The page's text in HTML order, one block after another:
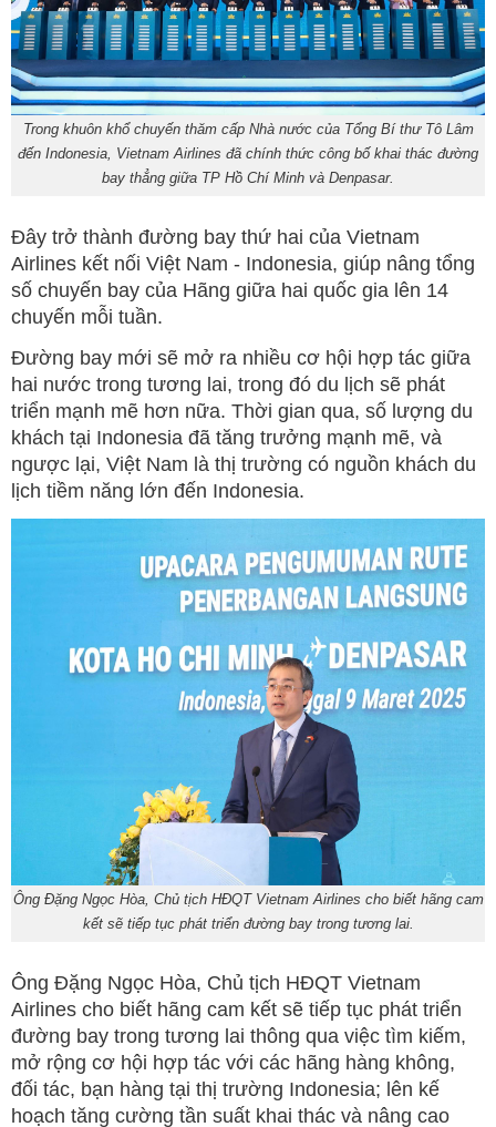
Trong khuôn khổ chuyến thăm cấp Nhà nước của Tổng Bí thư Tô Lâm
đến Indonesia, Vietnam Airlines đã chính thức công bố khai thác đường
bay thẳng giữa TP Hồ Chí Minh và Denpasar.
Đây trở thành đường bay thứ hai của Vietnam
Airlines kết nối Việt Nam - Indonesia, giúp nâng tổng
số chuyến bay của Hãng giữa hai quốc gia lên 14
chuyến mỗi tuần.
Đường bay mới sẽ mở ra nhiều cơ hội hợp tác giữa
hai nước trong tương lai, trong đó du lịch sẽ phát
triển mạnh mẽ hơn nữa. Thời gian qua, số lượng du
khách tại Indonesia đã tăng trưởng mạnh mẽ, và
ngược lại, Việt Nam là thị trường có nguồn khách du
lịch tiềm năng lớn đến Indonesia.
Ông Đặng Ngọc Hòa, Chủ tịch HĐQT Vietnam Airlines cho biết hãng cam
kết sẽ tiếp tục phát triển đường bay trong tương lai.
Ông Đặng Ngọc Hòa, Chủ tịch HĐQT Vietnam
Airlines cho biết hãng cam kết sẽ tiếp tục phát triển
đường bay trong tương lai thông qua việc tìm kiếm,
mở rộng cơ hội hợp tác với các hãng hàng không,
đối tác, bạn hàng tại thị trường Indonesia; lên kế
hoạch tăng cường tần suất khai thác và nâng cao